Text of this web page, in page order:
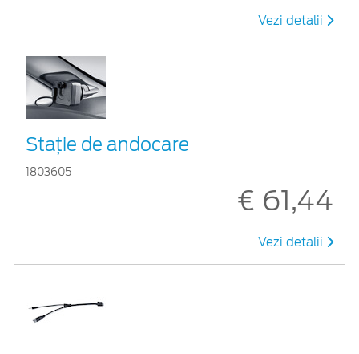
Vezi detalii
Staţie de andocare
1803605
€ 61,44
Vezi detalii